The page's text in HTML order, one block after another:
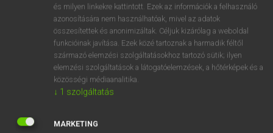
VAN ELŐFIZETÉSED?
Van előfizetésem a teljes szócikk megtekintéséhez.
BELÉPÉS
és milyen linkekre kattintott. Ezek az információk a felhasználó
azonosítására nem használhatóak, mivel az adatok
összesítettek és anonimizáltak. Céljuk kizárólag a weboldal
funkcióinak javítása. Ezek közé tartoznak a harmadik féltől
származó elemzési szolgáltatásokhoz tartozó sütik; ilyen
elemzési szolgáltatások a látogatóelemzések, a hőtérképek és a
közösségi médiaanalitika.
↓ 1 szolgáltatás
MARKETING